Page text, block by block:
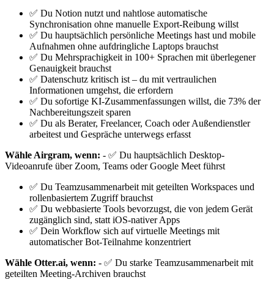
✅ Du Notion nutzt und nahtlose automatische
Synchronisation ohne manuelle Export-Reibung willst
✅ Du hauptsächlich persönliche Meetings hast und mobile
Aufnahmen ohne aufdringliche Laptops brauchst
✅ Du Mehrsprachigkeit in 100+ Sprachen mit überlegener
Genauigkeit brauchst
✅ Datenschutz kritisch ist – du mit vertraulichen
Informationen umgehst, die erfordern
✅ Du sofortige KI-Zusammenfassungen willst, die 73% der
Nachbereitungszeit sparen
✅ Du als Berater, Freelancer, Coach oder Außendienstler
arbeitest und Gespräche unterwegs erfasst
Wähle Airgram, wenn: - ✅ Du hauptsächlich Desktop-
Videoanrufe über Zoom, Teams oder Google Meet führst
✅ Du Teamzusammenarbeit mit geteilten Workspaces und
rollenbasiertem Zugriff brauchst
✅ Du webbasierte Tools bevorzugst, die von jedem Gerät
zugänglich sind, statt iOS-nativer Apps
✅ Dein Workflow sich auf virtuelle Meetings mit
automatischer Bot-Teilnahme konzentriert
Wähle Otter.ai, wenn: - ✅ Du starke Teamzusammenarbeit mit
geteilten Meeting-Archiven brauchst